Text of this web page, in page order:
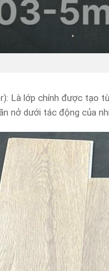
Là lớp chính được tạo
nở dưới tác động của